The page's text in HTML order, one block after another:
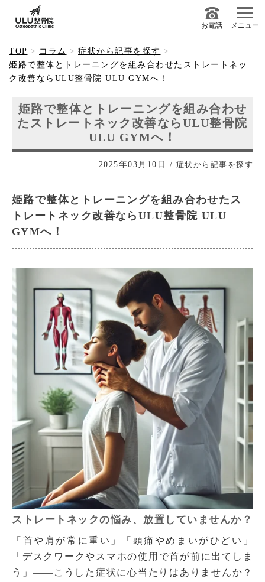
お電話 メニュー
TOP コラム
症状から記事を探す
姫路で整体とトレーニングを組み合わせたストレートネッ
ク改善ならULU整骨院 ULU GYMへ！
姫路で整体とトレーニングを組み合わせ
たストレートネック改善ならULU整骨院
ULU GYMへ！
2025年03月10日 / 症状から記事を探す
姫路で整体とトレーニングを組み合わせたス
トレートネック改善ならULU整骨院 ULU
GYMへ！
ストレートネックの悩み、放置していませんか？
「首や肩が常に重い」「頭痛やめまいがひどい」
「デスクワークやスマホの使用で首が前に出てしま
う」――こうした症状に心当たりはありませんか？